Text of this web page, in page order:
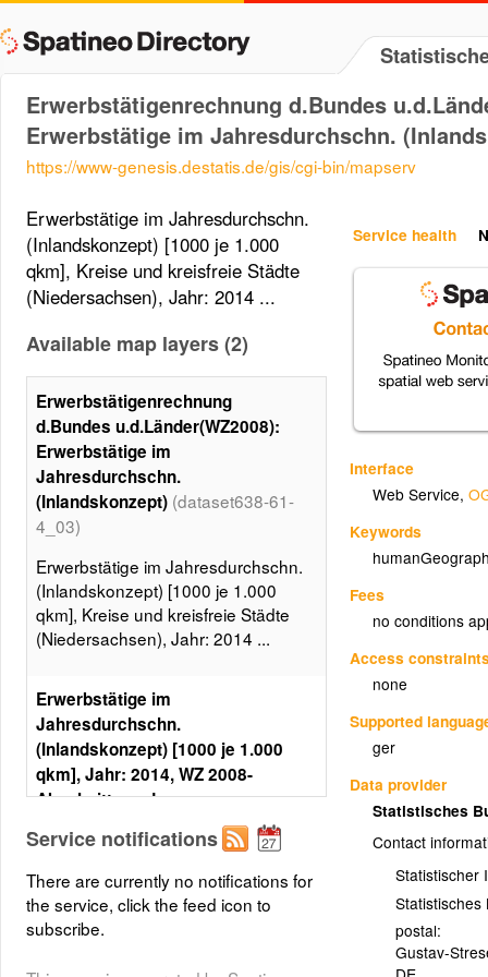
Erwerbstätigenrechnung d.Bundes
Erwerbstätige im Jahresdurchschn.
https://www-genesis.destatis.de/gis/cgi-bin/mapserv
Service health
Interface
Web Service,
Keywords
Fees
no conditions
Access
none
Supported
ger
Data provider
Statistisches
Contact
Statistischer
Statistisches
postal:
Gustav-
Erwerbstätige im Jahresdurchschn.
(Inlandskonzept) [1000 je 1.000
qkm], Kreise und kreisfreie Städte
(Niedersachsen), Jahr: 2014 ...
Available map layers (2)
Erwerbstätigenrechnung
d.Bundes u.d.Länder(WZ2008):
Erwerbstätige im
Jahresdurchschn.
(Inlandskonzept) (dataset638-61-
4_03)
Erwerbstätige im Jahresdurchschn.
(Inlandskonzept) [1000 je 1.000
qkm], Kreise und kreisfreie Städte
(Niedersachsen), Jahr: 2014 ...
Erwerbstätige im
Jahresdurchschn.
(Inlandskonzept) [1000 je 1.000
qkm], Jahr: 2014, WZ 2008-
Abschnitte und
Baugewerbe (F)(Statistikdaten1)
Erwerbstätige im Jahresdurchschn.
(Inlandskonzept) [1000 je 1.000
qkm], Kreise und kreisfreie Städte
Service notifications
There are currently no notifications for
the service, click the feed icon to
subscribe.